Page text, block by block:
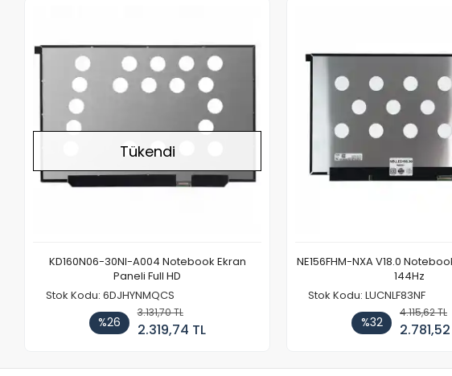
Tükendi
KD160N06-30NI-A004 Notebook Ekran
Paneli Full HD
Stok Kodu: 6DJHYNMQCS
%26
3.131,70 TL
2.319,74 TL
NE156FHM-NXA V18.0
144Hz
Stok Kodu: LUCNLF83NF
%32
4.115,62 TL